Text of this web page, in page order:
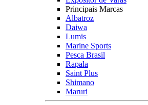
Principais Marcas
Albatroz
Daiwa
Lumis
Marine Sports
Pesca Brasil
Rapala
Saint Plus
Shimano
Maruri